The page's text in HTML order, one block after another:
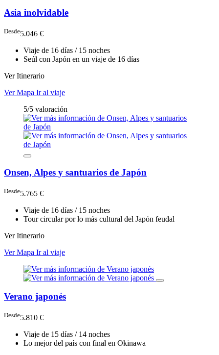
Asia inolvidable
Desde5.046 €
Viaje de 16 días / 15 noches
Seúl con Japón en un viaje de 16 días
Ver Itinerario
Ver Mapa Ir al viaje
5/5 valoración
Onsen, Alpes y santuarios de Japón
Desde5.765 €
Viaje de 16 días / 15 noches
Tour circular por lo más cultural del Japón feudal
Ver Itinerario
Ver Mapa Ir al viaje
Verano japonés
Desde5.810 €
Viaje de 15 días / 14 noches
Lo mejor del país con final en Okinawa